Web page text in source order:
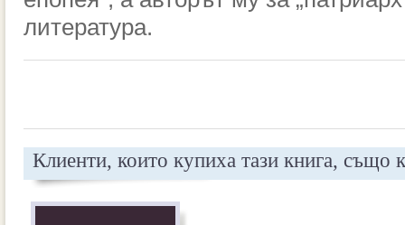
литература.
Клиенти, които купиха тази книга, също